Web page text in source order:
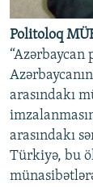
Politoloq
arasındakı
arasındakı
Türkiyə, bu